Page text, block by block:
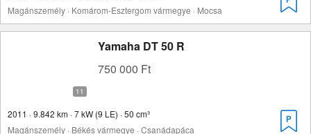
Magánszemély · Komárom-Esztergom vármegye · Mocsa
Yamaha DT 50 R
750 000 Ft
2011 · 9.842 km · 7 kW (9 LE) · 50 cm³
Magánszemély · Békés vármegye · Csanádapáca